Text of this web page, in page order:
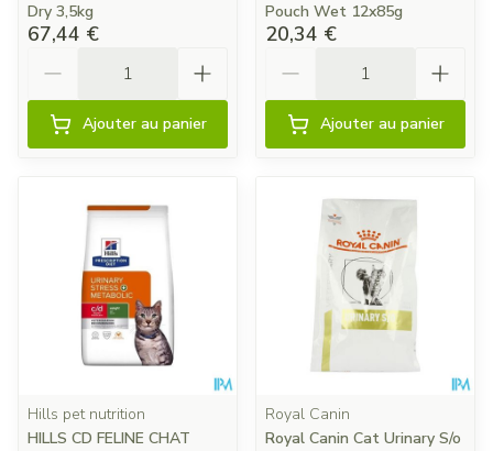
Dry 3,5kg
67,44 €
Ajouter au panier
Pouch Wet 12x85g
20,34 €
Ajouter au panier
Hills pet nutrition
HILLS CD FELINE CHAT
Royal Canin
Royal Canin Cat Urinary S/o